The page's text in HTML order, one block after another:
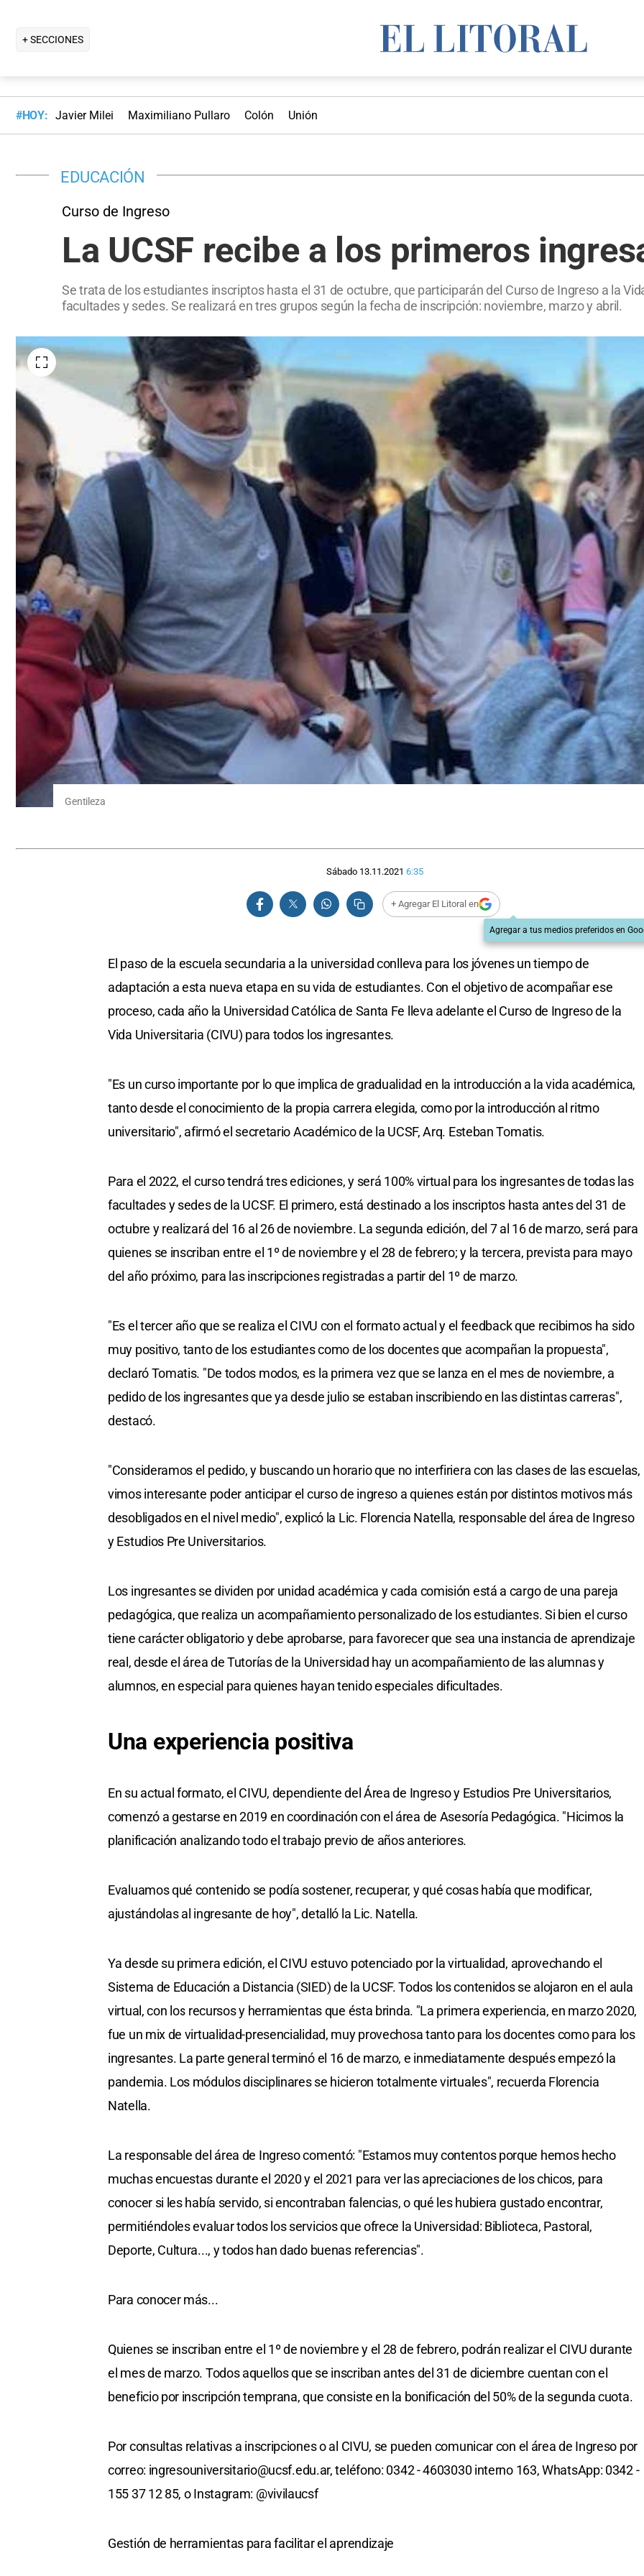
+ SECCIONES
#HOY: Javier Milei Maximiliano Pullaro Colón Unión
EDUCACIÓN
Curso de Ingreso
La UCSF recibe a los primeros
Se trata de los estudiantes inscriptos hasta el 31 de octubre, que participarán del Curso de Ingreso a la
facultades y sedes. Se realizará en tres grupos según la fecha de inscripción: noviembre, marzo y abril.
Gentileza
Sábado 13.11.2021 6:35
+ Agregar El Litoral en
Agregar a tus medios preferidos en
El paso de la escuela secundaria a la universidad conlleva para los jóvenes un tiempo de
adaptación a esta nueva etapa en su vida de estudiantes. Con el objetivo de acompañar ese
proceso, cada año la Universidad Católica de Santa Fe lleva adelante el Curso de Ingreso de la
Vida Universitaria (CIVU) para todos los ingresantes.
"Es un curso importante por lo que implica de gradualidad en la introducción a la vida académica,
tanto desde el conocimiento de la propia carrera elegida, como por la introducción al ritmo
universitario", afirmó el secretario Académico de la UCSF, Arq. Esteban Tomatis.
Para el 2022, el curso tendrá tres ediciones, y será 100% virtual para los ingresantes de todas las
facultades y sedes de la UCSF. El primero, está destinado a los inscriptos hasta antes del 31 de
octubre y realizará del 16 al 26 de noviembre. La segunda edición, del 7 al 16 de marzo, será para
quienes se inscriban entre el 1º de noviembre y el 28 de febrero; y la tercera, prevista para mayo
del año próximo, para las inscripciones registradas a partir del 1º de marzo.
"Es el tercer año que se realiza el CIVU con el formato actual y el feedback que recibimos ha sido
muy positivo, tanto de los estudiantes como de los docentes que acompañan la propuesta",
declaró Tomatis. "De todos modos, es la primera vez que se lanza en el mes de noviembre, a
pedido de los ingresantes que ya desde julio se estaban inscribiendo en las distintas carreras",
destacó.
"Consideramos el pedido, y buscando un horario que no interfiriera con las clases de las escuelas,
vimos interesante poder anticipar el curso de ingreso a quienes están por distintos motivos más
desobligados en el nivel medio", explicó la Lic. Florencia Natella, responsable del área de Ingreso
y Estudios Pre Universitarios.
Los ingresantes se dividen por unidad académica y cada comisión está a cargo de una pareja
pedagógica, que realiza un acompañamiento personalizado de los estudiantes. Si bien el curso
tiene carácter obligatorio y debe aprobarse, para favorecer que sea una instancia de aprendizaje
real, desde el área de Tutorías de la Universidad hay un acompañamiento de las alumnas y
alumnos, en especial para quienes hayan tenido especiales dificultades.
Una experiencia positiva
En su actual formato, el CIVU, dependiente del Área de Ingreso y Estudios Pre Universitarios,
comenzó a gestarse en 2019 en coordinación con el área de Asesoría Pedagógica. "Hicimos la
planificación analizando todo el trabajo previo de años anteriores.
Evaluamos qué contenido se podía sostener, recuperar, y qué cosas había que modificar,
ajustándolas al ingresante de hoy", detalló la Lic. Natella.
Ya desde su primera edición, el CIVU estuvo potenciado por la virtualidad, aprovechando el
Sistema de Educación a Distancia (SIED) de la UCSF. Todos los contenidos se alojaron en el aula
virtual, con los recursos y herramientas que ésta brinda. "La primera experiencia, en marzo 2020,
fue un mix de virtualidad-presencialidad, muy provechosa tanto para los docentes como para los
ingresantes. La parte general terminó el 16 de marzo, e inmediatamente después empezó la
pandemia. Los módulos disciplinares se hicieron totalmente virtuales", recuerda Florencia
Natella.
La responsable del área de Ingreso comentó: "Estamos muy contentos porque hemos hecho
muchas encuestas durante el 2020 y el 2021 para ver las apreciaciones de los chicos, para
conocer si les había servido, si encontraban falencias, o qué les hubiera gustado encontrar,
permitiéndoles evaluar todos los servicios que ofrece la Universidad: Biblioteca, Pastoral,
Deporte, Cultura..., y todos han dado buenas referencias".
Para conocer más...
Quienes se inscriban entre el 1º de noviembre y el 28 de febrero, podrán realizar el CIVU durante
el mes de marzo. Todos aquellos que se inscriban antes del 31 de diciembre cuentan con el
beneficio por inscripción temprana, que consiste en la bonificación del 50% de la segunda cuota.
Por consultas relativas a inscripciones o al CIVU, se pueden comunicar con el área de Ingreso por
correo: ingresouniversitario@ucsf.edu.ar, teléfono: 0342 - 4603030 interno 163, WhatsApp: 0342 -
155 37 12 85, o Instagram: @vivilaucsf
Gestión de herramientas para facilitar el aprendizaje